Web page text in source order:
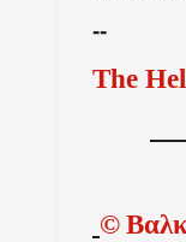
--
The
©